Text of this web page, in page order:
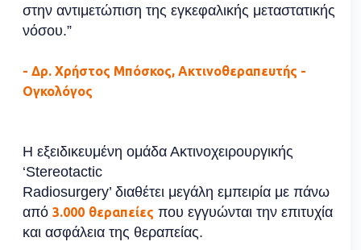
στην αντιμετώπιση της εγκεφαλικής μεταστατικής
νόσου.”
- Δρ. Χρήστος Μπόσκος, Ακτινοθεραπευτής -
Ογκολόγος
Η εξειδικευμένη ομάδα Ακτινοχειρουργικής
‘Stereotactic
Radiosurgery’ διαθέτει μεγάλη εμπειρία με πάνω
από3.000 θεραπείες που εγγυώνται την επιτυχία
και ασφάλεια της θεραπείας.